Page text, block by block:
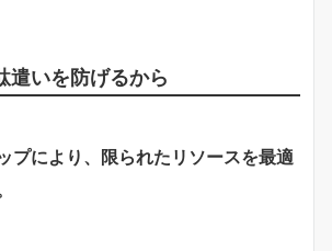
遣いを防げるから
プにより、限られたリソースを最適